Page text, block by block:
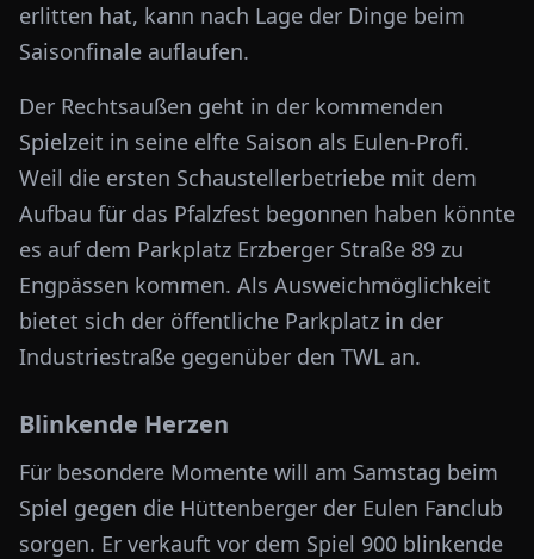
erlitten hat, kann nach Lage der Dinge beim
Saisonfinale auflaufen.
Der Rechtsaußen geht in der kommenden
Spielzeit in seine elfte Saison als Eulen-Profi.
Weil die ersten Schaustellerbetriebe mit dem
Aufbau für das Pfalzfest begonnen haben könnte
es auf dem Parkplatz Erzberger Straße 89 zu
Engpässen kommen. Als Ausweichmöglichkeit
bietet sich der öffentliche Parkplatz in der
Industriestraße gegenüber den TWL an.
Blinkende Herzen
Für besondere Momente will am Samstag beim
Spiel gegen die Hüttenberger der Eulen Fanclub
sorgen. Er verkauft vor dem Spiel 900 blinkende